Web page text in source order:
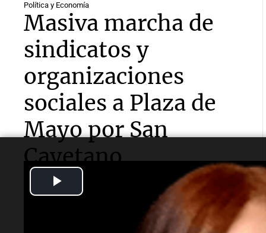
Política y Economía
Masiva marcha de
sindicatos y
organizaciones
sociales a Plaza de
Mayo por San
Cayetano
Fue bajo la consigna “Paz, pan, tierra, techo y
trabajo”. Se movilizaron, desde Liniers, la Unión de
Trabajadores y Trabajadoras de la Economía Popular
(UTEP), la CGT y las dos CTA. Hubo un tono crítico